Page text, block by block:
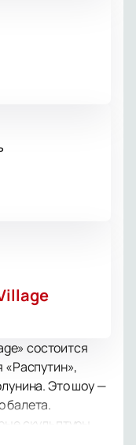
состоится
«Распутин»,
Это шоу —
балета.
скульптуры,